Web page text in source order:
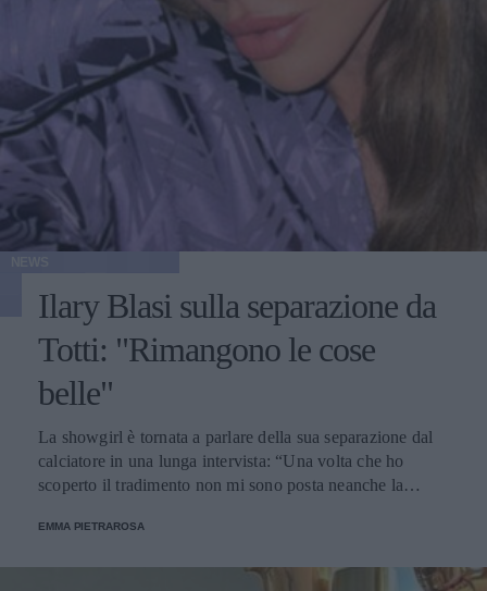
Ilary Blasi sulla separazione da
Totti: "Rimangono le cose
belle"
La showgirl è tornata a parlare della sua separazione dal
calciatore in una lunga intervista: “Una volta che ho
scoperto il tradimento non mi sono posta neanche la
EMMA PIETRAROSA